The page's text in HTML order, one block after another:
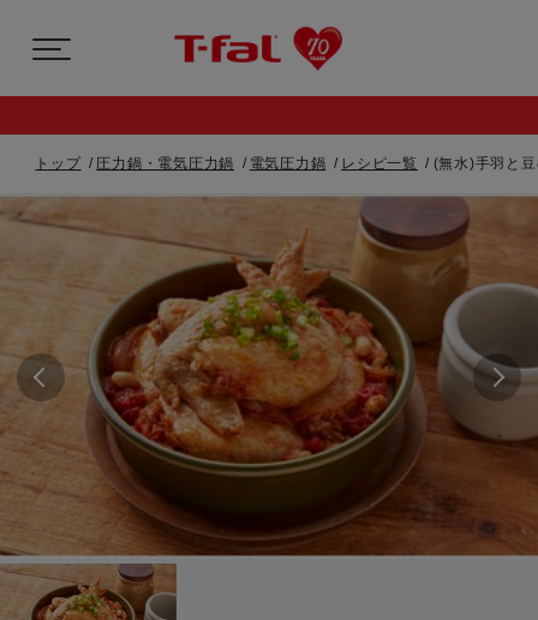
トップ 圧力鍋・電気圧力鍋 電気圧力鍋 レシピ一覧 (無水)手羽と